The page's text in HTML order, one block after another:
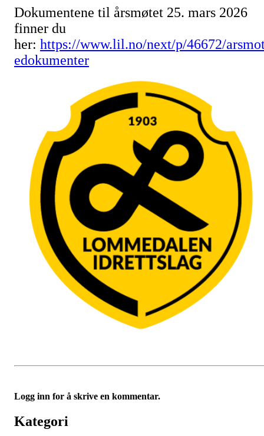
Dokumentene til årsmøtet 25. mars 2026
finner du
her: https://www.lil.no/next/p/46672/
edokumenter
Logg inn for å skrive en kommentar.
Kategori